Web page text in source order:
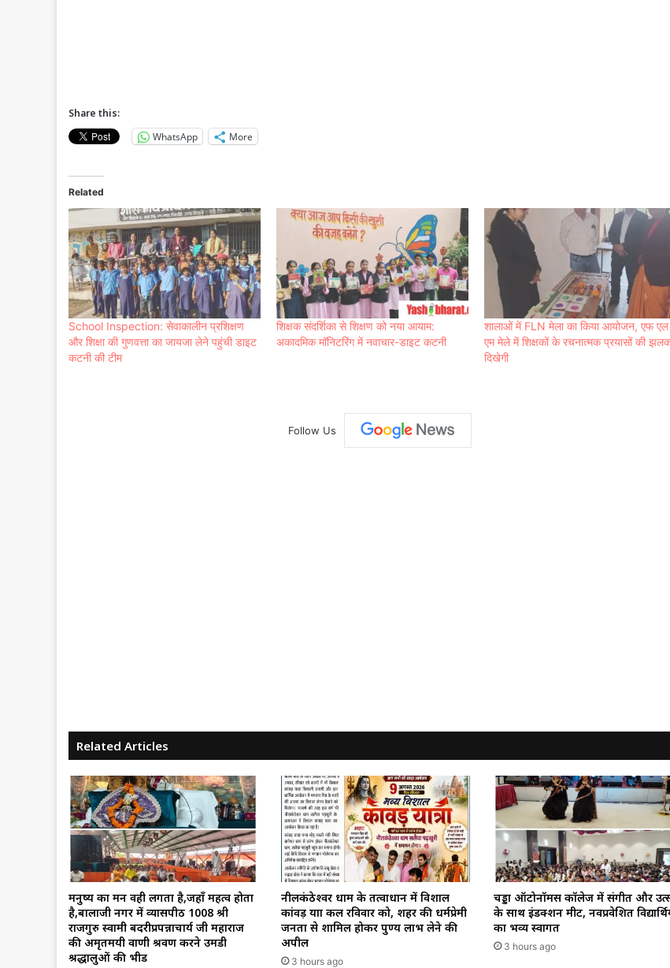
Share this:
WhatsApp
More
Related
School Inspection: सेवाकालीन प्रशिक्षण
और शिक्षा की गुणवत्ता का जायजा लेने पहुंची डाइट
कटनी की टीम
शिक्षक संदर्शिका से शिक्षण को नया आयाम:
अकादमिक मॉनिटरिंग में नवाचार-डाइट कटनी
शालाओं में FLN मेला का किया आयोजन, एफ एल
एम मेले में शिक्षकों के रचनात्मक प्रयासों की
दिखेगी
Follow Us
Related Articles
मनुष्य का मन वही लगता है,जहाँ महत्व होता
है,बालाजी नगर में व्यासपीठ 1008 श्री
राजगुरु स्वामी बदरीप्रपन्नाचार्य जी महाराज
की अमृतमयी वाणी श्रवण करने उमडी
श्रद्धालुओं की भीड
नीलकंठेश्वर धाम के तत्वाधान में विशाल
कांवड़ यात्रा कल रविवार को, शहर की धर्मप्रेमी
जनता से शामिल होकर पुण्य लाभ लेने की
अपील
3 hours ago
चड्डा ऑटोनॉमस कॉलेज में संगीत और
के साथ इंडक्शन मीट, नवप्रवेशित
का भव्य स्वागत
3 hours ago